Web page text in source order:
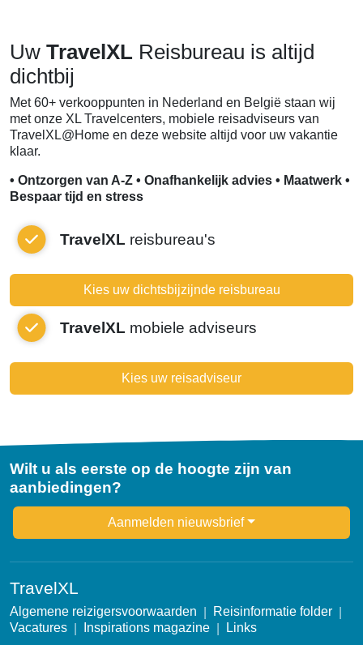
Uw TravelXL Reisbureau is altijd
dichtbij
Met 60+ verkooppunten in Nederland en België staan wij
met onze XL Travelcenters, mobiele reisadviseurs van
TravelXL@Home en deze website altijd voor uw vakantie
klaar.
• Ontzorgen van A-Z • Onafhankelijk advies • Maatwerk •
Bespaar tijd en stress
TravelXL reisbureau's
Kies uw dichtsbijzijnde reisbureau
TravelXL mobiele adviseurs
Kies uw reisadviseur
Wilt u als eerste op de hoogte zijn van
aanbiedingen?
Newsletter Aanmelden nieuwsbrief
TravelXL
Algemene reizigersvoorwaarden
Reisinformatie folder
Vacatures
Inspirations magazine Links